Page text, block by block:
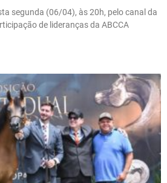
segunda (06/04), às 20h, pelo canal da
de lideranças da ABCCA